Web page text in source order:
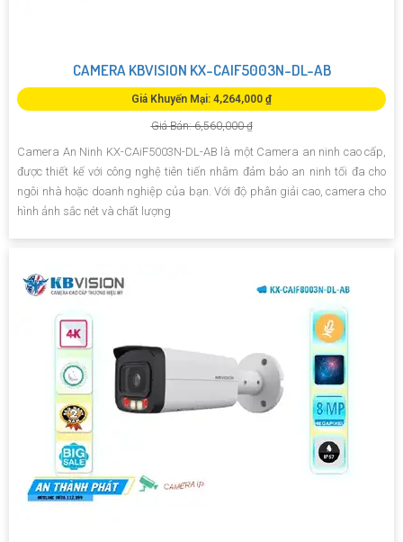
CAMERA KBVISION KX-CAIF5003N-DL-AB
Giá Khuyến Mại: 4,264,000 ₫
Giá Bán: 6,560,000 ₫
Camera An Ninh KX-CAiF5003N-DL-AB là một Camera an ninh cao cấp,
được thiết kế với công nghệ tiên tiến nhằm đảm bảo an ninh tối đa cho
ngôi nhà hoặc doanh nghiệp của bạn. Với độ phân giải cao, camera cho
hình ảnh sắc nét và chất lượng